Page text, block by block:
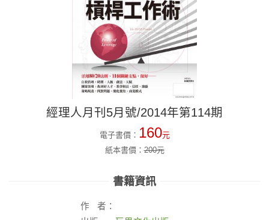
經理人月刊5月號/2014年第114期
電子書價： 160元
紙本書價：200元
書籍資訊
作
者：